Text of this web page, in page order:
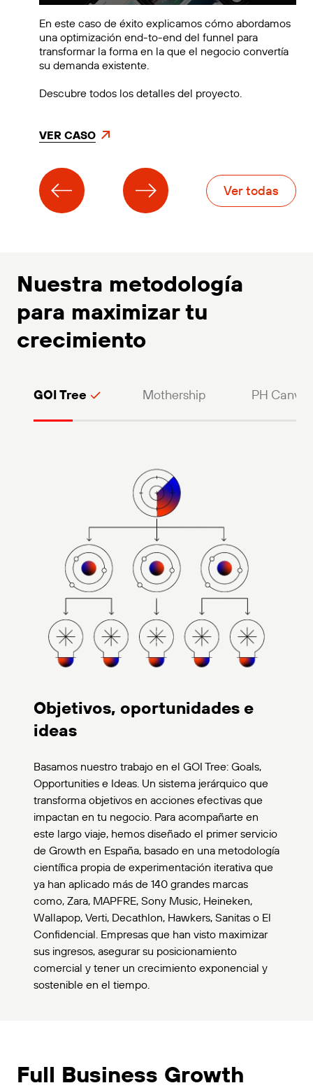
En este caso de éxito explicamos cómo abordamos
una optimización end-to-end del funnel para
transformar la forma en la que el negocio convertía
su demanda existente.
Descubre todos los detalles del proyecto.
VER CASO
Ver todas
Nuestra metodología
para maximizar tu
crecimiento
GOI Tree Mothership PH Canvas
Objetivos, oportunidades e
ideas
Basamos nuestro trabajo en el GOI Tree: Goals,
Opportunities e Ideas. Un sistema jerárquico que
transforma objetivos en acciones efectivas que
impactan en tu negocio . Para acompañarte en
este largo viaje, hemos diseñado el primer servicio
de Growth en España, basado en una metodología
científica propia de experimentación iterativa que
ya han aplicado más de 140 grandes marcas
como, Zara, MAPFRE, Sony Music, Heineken,
Wallapop, Verti, Decathlon, Hawkers, Sanitas o El
Confidencial. Empresas que han visto maximizar
sus ingresos, asegurar su posicionamiento
comercial y tener un crecimiento exponencial y
sostenible en el tiempo.
Full Business Growth